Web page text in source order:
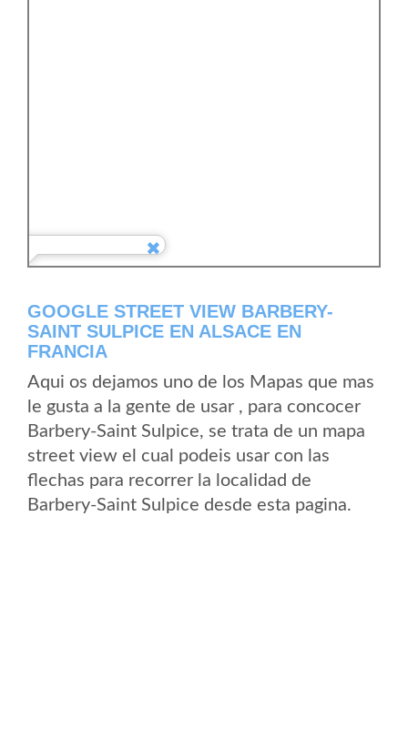
GOOGLE STREET VIEW BARBERY-
SAINT SULPICE EN ALSACE EN
FRANCIA
Aqui os dejamos uno de los Mapas que mas
le gusta a la gente de usar , para concocer
Barbery-Saint Sulpice, se trata de un mapa
street view el cual podeis usar con las
flechas para recorrer la localidad de
Barbery-Saint Sulpice desde esta pagina.